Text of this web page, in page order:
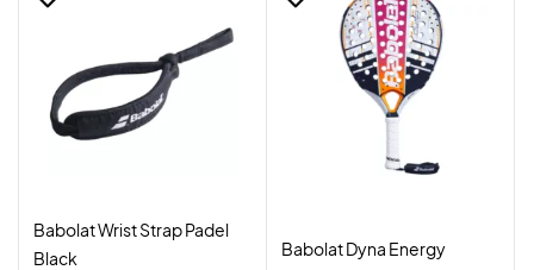
Babolat Wrist Strap Padel
Black
Babolat Dyna Energy